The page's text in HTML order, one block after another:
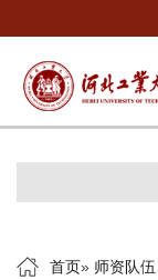
首页» 师资队伍